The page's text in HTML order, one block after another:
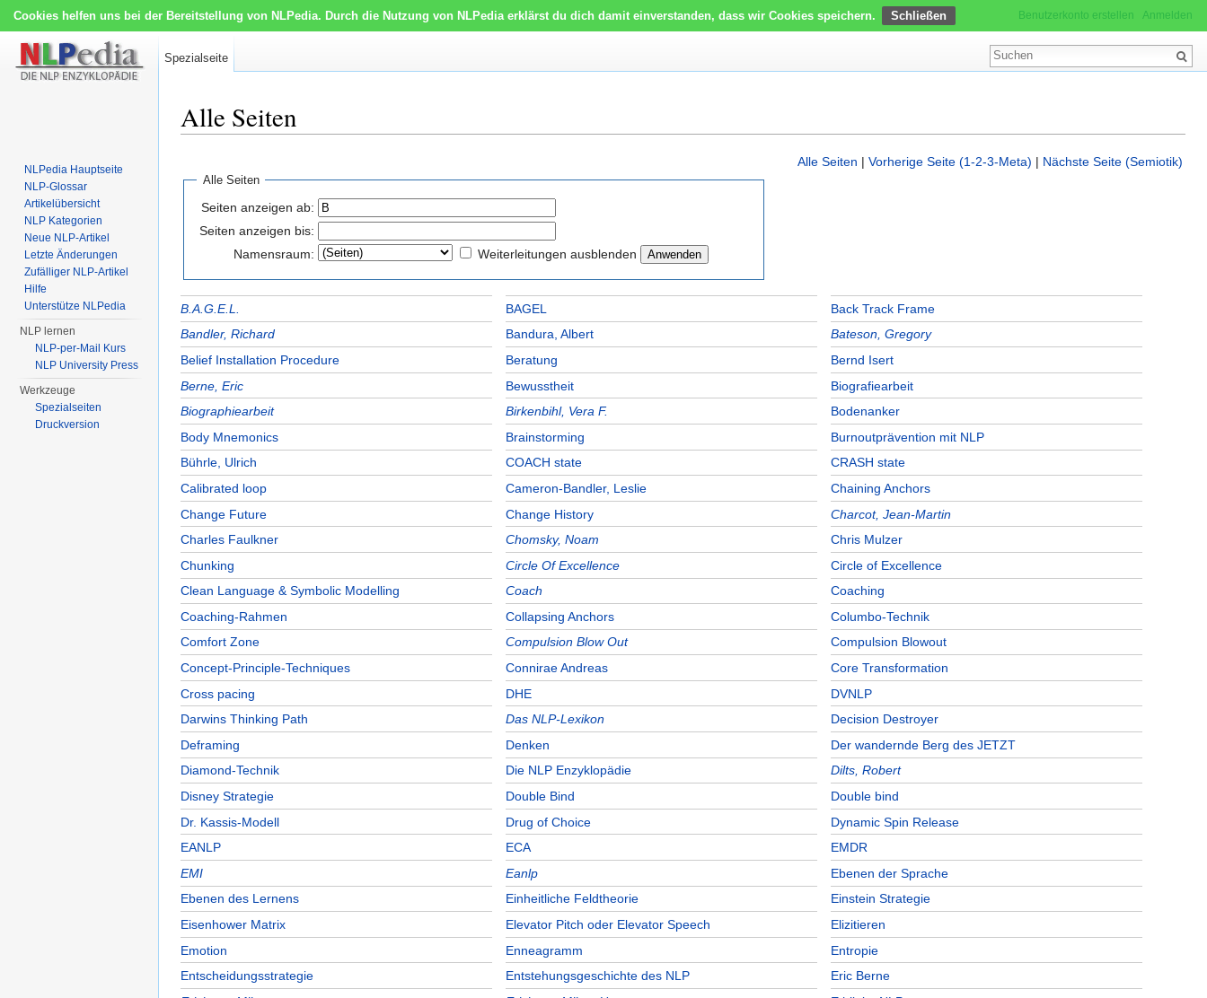
Cookies helfen uns bei der Bereitstellung von NLPedia. Durch die Nutzung von NLPedia erklärst du dich damit einverstanden, dass wir Cookies speichern.
Alle Seiten
Alle Seiten
Seiten anzeigen ab:
Seiten anzeigen bis:
Namensraum:
Weiterleitungen ausblenden
Alle Seiten | Vorherige Seite (1-2-3-Meta) | Nächste Seite (Semiotik)
B.A.G.E.L. BAGEL
Back Track Frame
Bandler, Richard
Bandura, Albert
Bateson, Gregory
Belief Installation Procedure
Beratung
Bernd Isert
Berne, Eric
Bewusstheit
Biografiearbeit
Biographiearbeit
Birkenbihl, Vera F.
Bodenanker
Body Mnemonics
Brainstorming
Burnoutprävention mit NLP
Bührle, Ulrich
COACH state
CRASH state
Calibrated loop
Cameron-Bandler, Leslie
Chaining Anchors
Change Future
Change History
Charcot, Jean-Martin
Charles Faulkner
Chomsky, Noam
Chris Mulzer
Chunking
Circle Of Excellence
Circle of Excellence
Clean Language & Symbolic Modelling
Coach
Coaching
Coaching-Rahmen
Collapsing Anchors
Columbo-Technik
Comfort Zone
Compulsion Blow Out
Compulsion Blowout
Concept-Principle-Techniques
Connirae Andreas
Core Transformation
Cross pacing
DHE
DVNLP
Darwins Thinking Path
Das NLP-Lexikon
Decision Destroyer
Deframing
Denken
Der wandernde Berg des JETZT
Diamond-Technik
Die NLP Enzyklopädie
Dilts, Robert
Disney Strategie
Double Bind
Double bind
Dr. Kassis-Modell
Drug of Choice
Dynamic Spin Release
EANLP
ECA
EMDR
EMI
Eanlp
Ebenen der Sprache
Ebenen des Lernens
Einheitliche Feldtheorie
Einstein Strategie
Eisenhower Matrix
Elevator Pitch oder Elevator Speech
Elizitieren
Emotion
Enneagramm
Entropie
Entscheidungsstrategie
Entstehungsgeschichte des NLP
Eric Berne
Benutzerkonto erstellen Anmelden
Spezialseite
NLPedia Hauptseite
NLP-Glossar
Artikelübersicht
NLP Kategorien
Neue NLP-Artikel
Letzte Änderungen
Zufälliger NLP-Artikel
Hilfe
Unterstütze NLPedia
NLP lernen
NLP-per-Mail Kurs
NLP University Press
Werkzeuge
Spezialseiten
Druckversion